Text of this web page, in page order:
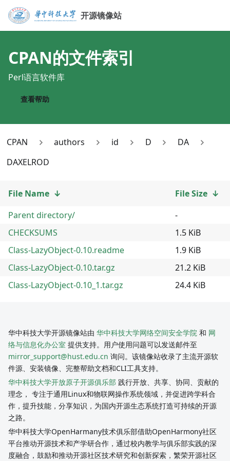
开源镜像站
CPAN的文件索引
Perl语言软件库
查看帮助
CPAN authors id D
DA
DAXELROD
File Name ↓ File Size ↓
Parent directory/
-
CHECKSUMS
1.5 KiB
Class-LazyObject-0.10.readme
1.9 KiB
Class-LazyObject-0.10.tar.gz
21.2 KiB
Class-LazyObject-0.10_1.tar.gz
24.4 KiB
华中科技大学开源镜像站由 华中科技大学网络空间安全学院 和 网
络与信息化办公室 提供支持。用户使用问题可以发送邮件至
mirror_support@hust.edu.cn 询问。该镜像站收录了主流开源软
件源、安装镜像、完整帮助文档和CLI工具支持。
华中科技大学开放原子开源俱乐部 践行开放、共享、协同、贡献的
理念， 专注于通用Linux和物联网操作系统领域，并促进跨学科合
作，提升技能，分享知识，为国内开源生态系统打造可持续的开源
之路。
华中科技大学OpenHarmany技术俱乐部借助OpenHarmony社区
平台推动开源技术和产学研合作，通过校内教学与俱乐部实践的深
度融合，鼓励和推动开源社区技术研究和创新探索，繁荣开源社区